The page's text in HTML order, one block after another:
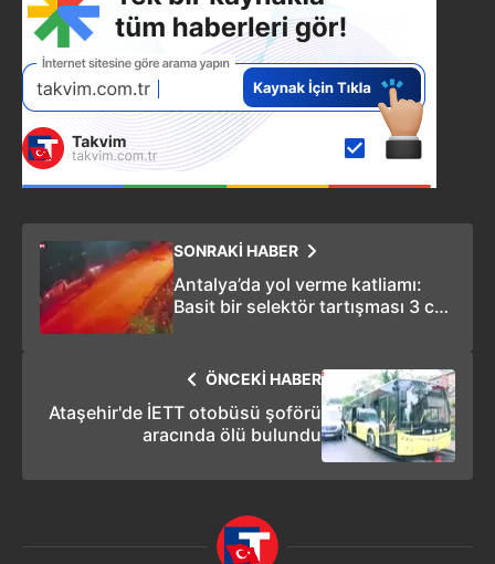
SONRAKİ HABER
Antalya’da yol verme katliamı:
Basit bir selektör tartışması 3 can
ÖNCEKİ HABER
Ataşehir'de İETT otobüsü şoförü
aracında ölü bulundu